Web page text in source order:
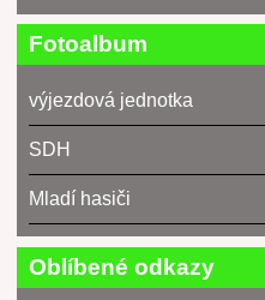
Fotoalbum
výjezdová jednotka
SDH
Mladí hasiči
Oblíbené odkazy